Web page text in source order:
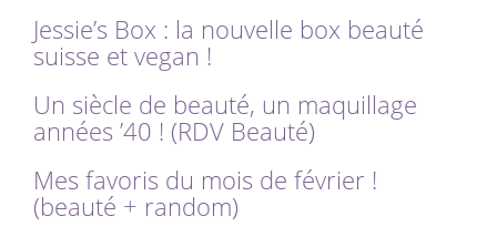
Jessie’s Box : la nouvelle box beauté
suisse et vegan !
Un siècle de beauté, un maquillage
années ’40 ! (RDV Beauté)
Mes favoris du mois de février !
(beauté + random)